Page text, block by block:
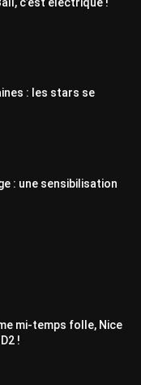
: les stars se
: une sensibilisation
mi-temps folle, Nice
!